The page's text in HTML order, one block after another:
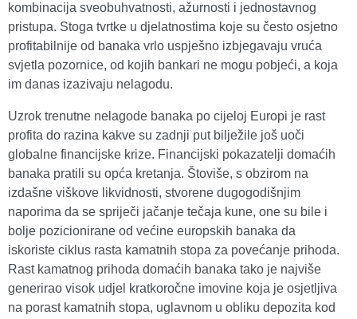
kombinacija sveobuhvatnosti, ažurnosti i jednostavnog
pristupa. Stoga tvrtke u djelatnostima koje su često osjetno
profitabilnije od banaka vrlo uspješno izbjegavaju vruća
svjetla pozornice, od kojih bankari ne mogu pobjeći, a koja
im danas izazivaju nelagodu.
Uzrok trenutne nelagode banaka po cijeloj Europi je rast
profita do razina kakve su zadnji put bilježile još uoči
globalne financijske krize. Financijski pokazatelji domaćih
banaka pratili su opća kretanja. Štoviše, s obzirom na
izdašne viškove likvidnosti, stvorene dugogodišnjim
naporima da se spriječi jačanje tečaja kune, one su bile i
bolje pozicionirane od većine europskih banaka da
iskoriste ciklus rasta kamatnih stopa za povećanje prihoda.
Rast kamatnog prihoda domaćih banaka tako je najviše
generirao visok udjel kratkoročne imovine koja je osjetljiva
na porast kamatnih stopa, uglavnom u obliku depozita kod